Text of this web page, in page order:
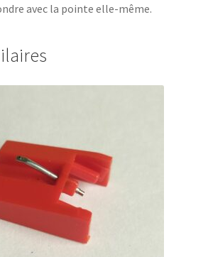
avec la pointe elle-même.